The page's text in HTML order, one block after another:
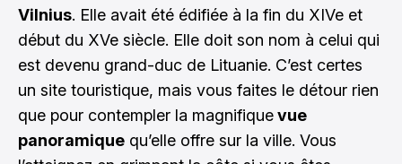
Vilnius. Elle avait été édifiée à la fin du XIVe et
début du XVe siècle. Elle doit son nom à celui qui
est devenu grand-duc de Lituanie. C’est certes
un site touristique, mais vous faites le détour rien
que pour contempler la magnifiquevue
panoramique qu’elle offre sur la ville. Vous